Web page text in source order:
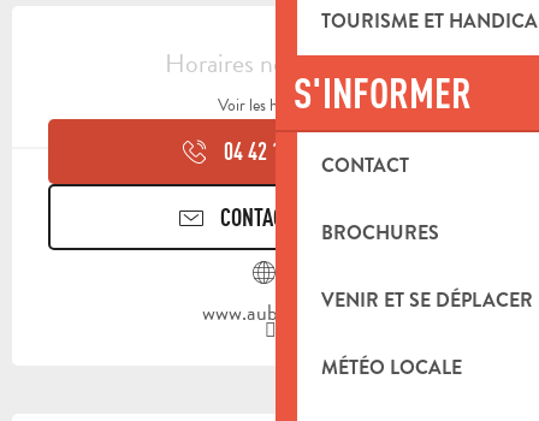
TOURISME ET
S'INFORMER
CONTACT
BROCHURES
VENIR ET SE DÉPLACER
MÉTÉO LOCALE
OUVERTURE ET COORDONNÉES
Horaires non définis
Voir les horaires
04 42 18 17 ▒▒
CONTACTEZ-NOUS
www.aubagne.fr